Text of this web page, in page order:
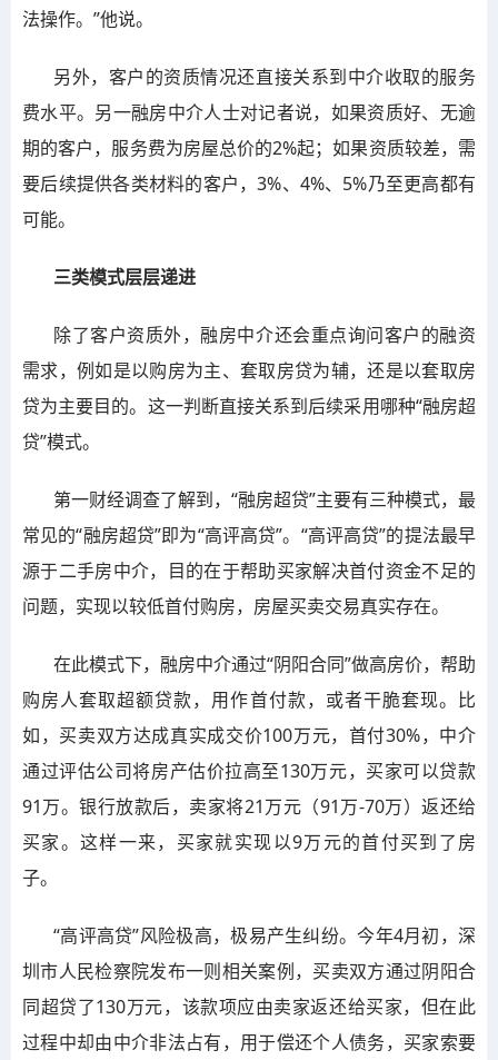
法操作。”他说。
另外，客户的资质情况还直接关系到中介收取的服务
费水平。另一融房中介人士对记者说，如果资质好、无逾
期的客户，服务费为房屋总价的2%起；如果资质较差，需
要后续提供各类材料的客户，3%、4%、5%乃至更高都有
可能。
三类模式层层递进
除了客户资质外，融房中介还会重点询问客户的融资
需求，例如是以购房为主、套取房贷为辅，还是以套取房
贷为主要目的。这一判断直接关系到后续采用哪种“融房超
贷”模式。
第一财经调查了解到，“融房超贷”主要有三种模式，最
常见的“融房超贷”即为“高评高贷”。“高评高贷”的提法最早
源于二手房中介，目的在于帮助买家解决首付资金不足的
问题，实现以较低首付购房，房屋买卖交易真实存在。
在此模式下，融房中介通过“阴阳合同”做高房价，帮助
购房人套取超额贷款，用作首付款，或者干脆套现。比
如，买卖双方达成真实成交价100万元，首付30%，中介
通过评估公司将房产估价拉高至130万元，买家可以贷款
91万。银行放款后，卖家将21万元（91万-70万）返还给
买家。这样一来，买家就实现以9万元的首付买到了房
子。
“高评高贷”风险极高，极易产生纠纷。今年4月初，深
圳市人民检察院发布一则相关案例，买卖双方通过阴阳合
同超贷了130万元，该款项应由卖家返还给买家，但在此
过程中却由中介非法占有，用于偿还个人债务，买家索要